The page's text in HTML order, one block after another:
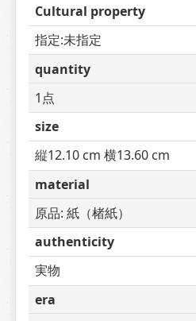
Cultural property
指定:未指定
quantity
1点
size
縦12.10 cm 横13.60 cm
material
原品: 紙（楮紙）
authenticity
実物
era